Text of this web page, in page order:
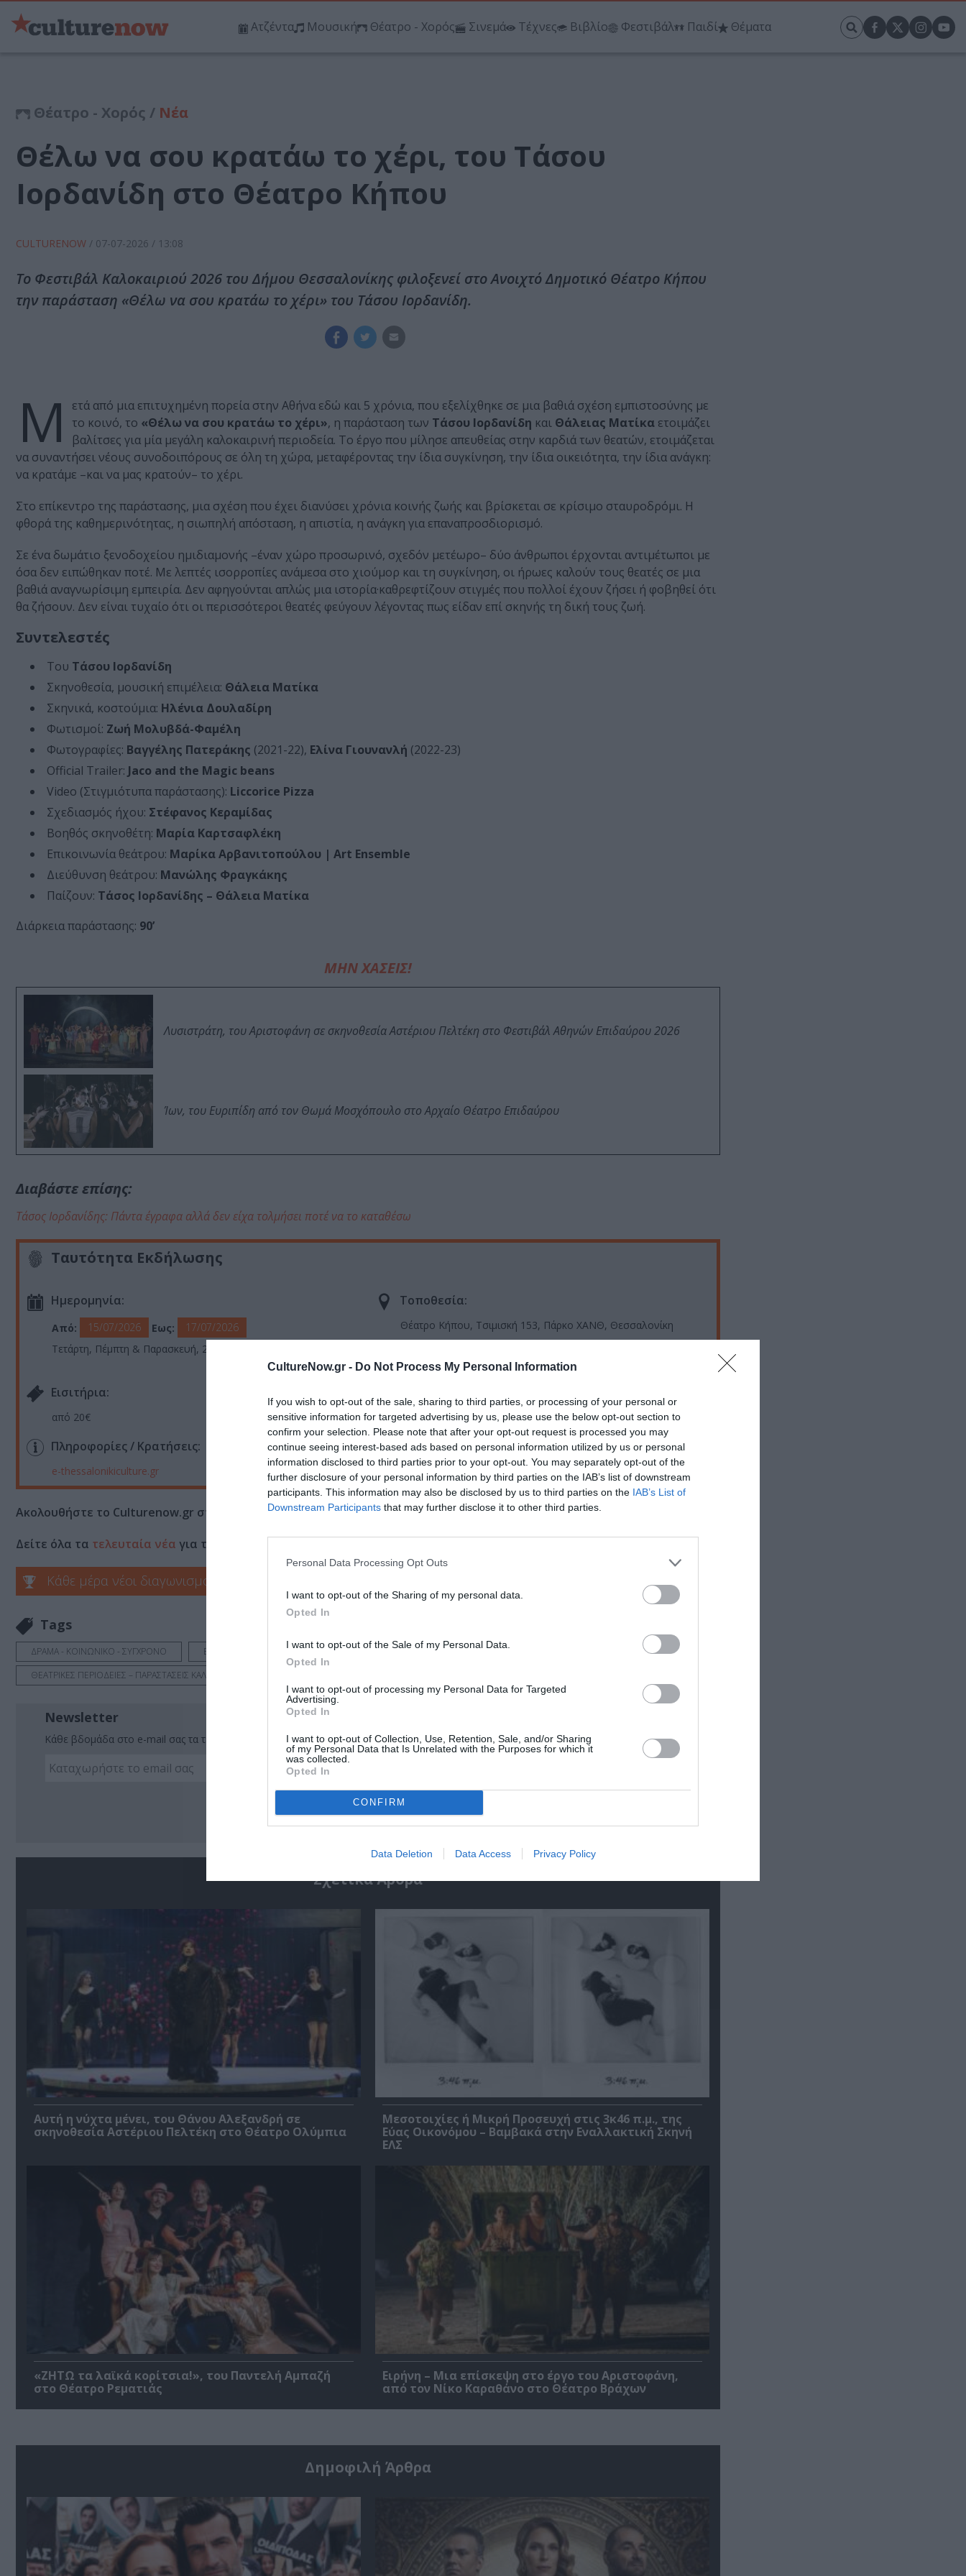
CultureNow.gr - Do Not Process My Personal Information
If you wish to opt-out of the sale, sharing to third parties, or processing of your personal or
sensitive information for targeted advertising by us, please use the below opt-out section to
confirm your selection. Please note that after your opt-out request is processed you may
continue seeing interest-based ads based on personal information utilized by us or personal
information disclosed to third parties prior to your opt-out. You may separately opt-out of the
further disclosure of your personal information by third parties on the IAB’s list of downstream
participants. This information may also be disclosed by us to third parties on the IAB’s List of
Downstream Participants that may further disclose it to other third parties.
Personal Data Processing Opt Outs
I want to opt-out of the Sharing of my personal data.
Opted In
I want to opt-out of the Sale of my Personal Data.
Opted In
I want to opt-out of processing my Personal Data for Targeted
Advertising.
Opted In
I want to opt-out of Collection, Use, Retention, Sale, and/or Sharing
of my Personal Data that Is Unrelated with the Purposes for which it
was collected.
Opted In
CONFIRM
Data Deletion Data Access Privacy Policy
Ατζέντα Μουσική Θέατρο - Χορός Σινεμά Τέχνες Βιβλίο Φεστιβάλ Παιδί Θέματα
Θέατρο - Χορός / Νέα
Θέλω να σου κρατάω το χέρι, του Τάσου
Ιορδανίδη στο Θέατρο Κήπου
CULTURENOW / 07-07-2026 / 13:08
Το Φεστιβάλ Καλοκαιριού 2026 του Δήμου Θεσσαλονίκης φιλοξενεί στο Ανοιχτό Δημοτικό Θέατρο Κήπου
την παράσταση «Θέλω να σου κρατάω το χέρι» του Τάσου Ιορδανίδη.
Μ
ετά από μια επιτυχημένη πορεία στην Αθήνα εδώ και 5 χρόνια, που εξελίχθηκε σε μια βαθιά σχέση εμπιστοσύνης με
το κοινό, το «Θέλω να σου κρατάω το χέρι», η παράσταση των Τάσου Ιορδανίδη και Θάλειας Ματίκα ετοιμάζει
βαλίτσες για μία μεγάλη καλοκαιρινή περιοδεία. Το έργο που μίλησε απευθείας στην καρδιά των θεατών, ετοιμάζεται
να συναντήσει νέους συνοδοιπόρους σε όλη τη χώρα, μεταφέροντας την ίδια συγκίνηση, την ίδια οικειότητα, την ίδια ανάγκη:
να κρατάμε –και να μας κρατούν– το χέρι.
Στο επίκεντρο της παράστασης, μια σχέση που έχει διανύσει χρόνια κοινής ζωής και βρίσκεται σε κρίσιμο σταυροδρόμι. Η
φθορά της καθημερινότητας, η σιωπηλή απόσταση, η απιστία, η ανάγκη για επαναπροσδιορισμό.
Σε ένα δωμάτιο ξενοδοχείου ημιδιαμονής –έναν χώρο προσωρινό, σχεδόν μετέωρο– δύο άνθρωποι έρχονται αντιμέτωποι με
όσα δεν ειπώθηκαν ποτέ. Με λεπτές ισορροπίες ανάμεσα στο χιούμορ και τη συγκίνηση, οι ήρωες καλούν τους θεατές σε μια
βαθιά αναγνωρίσιμη εμπειρία. Δεν αφηγούνται απλώς μια ιστορία·καθρεφτίζουν στιγμές που πολλοί έχουν ζήσει ή φοβηθεί ότι
θα ζήσουν. Δεν είναι τυχαίο ότι οι περισσότεροι θεατές φεύγουν λέγοντας πως είδαν επί σκηνής τη δική τους ζωή.
Συντελεστές
Του Τάσου Ιορδανίδη
Σκηνοθεσία, μουσική επιμέλεια: Θάλεια Ματίκα
Σκηνικά, κοστούμια: Ηλένια Δουλαδίρη
Φωτισμοί: Ζωή Μολυβδά-Φαμέλη
Φωτογραφίες: Βαγγέλης Πατεράκης (2021-22), Ελίνα Γιουνανλή (2022-23)
Official Trailer: Jaco and the Magic beans
Video (Στιγμιότυπα παράστασης): Liccorice Pizza
Σχεδιασμός ήχου: Στέφανος Κεραμίδας
Βοηθός σκηνοθέτη: Μαρία Καρτσαφλέκη
Επικοινωνία θεάτρου: Μαρίκα Αρβανιτοπούλου | Art Ensemble
Διεύθυνση θεάτρου: Μανώλης Φραγκάκης
Παίζουν: Τάσος Ιορδανίδης – Θάλεια Ματίκα
Διάρκεια παράστασης: 90’
ΜΗΝ ΧΑΣΕΙΣ!
Λυσιστράτη, του Αριστοφάνη σε σκηνοθεσία Αστέριου Πελτέκη στο Φεστιβάλ Αθηνών Επιδαύρου 2026
Ίων, του Ευριπίδη από τον Θωμά Μοσχόπουλο στο Αρχαίο Θέατρο Επιδαύρου
Διαβάστε επίσης:
Τάσος Ιορδανίδης: Πάντα έγραφα αλλά δεν είχα τολμήσει ποτέ να το καταθέσω
Ταυτότητα Εκδήλωσης
Ημερομηνία:
Από: 15/07/2026 Εως:
17/07/2026
Τετάρτη, Πέμπτη & Παρασκευή, 21:30
Τοποθεσία:
Θέατρο Κήπου, Τσιμισκή 153, Πάρκο ΧΑΝΘ, Θεσσαλονίκη
Eισιτήρια:
από 20€
Πληροφορίες / Κρατήσεις:
e-thessalonikiculture.gr
Ακολουθήστε το Culturenow.gr στο Google Newsκαι μάθετε πρώτοι όλες τις ειδήσεις
Δείτε όλα τα τελευταία νέα για την Τέχνη και τον Πολιτισμό στο
Κάθε μέρα νέοι διαγωνισμοί στο Culturenow.gr Δες εδώ!❯
Tags
ΔΡΑΜΑ - ΚΟΙΝΩΝΙΚΟ - ΣΥΓΧΡΟΝΟ ΕΛΛΗΝΙΚΟ ΕΡΓΟ ΘΑΛΕΙΑ ΜΑΤΙΚΑ
ΘΕΑΤΡΙΚΕΣ ΠΑΡΑΣΤΑΣΕΙΣ 2025 – 2026
ΘΕΑΤΡΙΚΕΣ ΠΕΡΙΟΔΕΙΕΣ – ΠΑΡΑΣΤΑΣΕΙΣ ΚΑΛΟΚΑΙΡΙ 2026
Newsletter
Κάθε βδομάδα στο e-mail σας τα τελευταία νέα για την Τέχνη και τον Πολιτισμό!
Ακολουθήστε το Culturenow.gr
Σχετικά Άρθρα
Αυτή η νύχτα μένει, του Θάνου Αλεξανδρή σε
σκηνοθεσία Αστέριου Πελτέκη στο Θέατρο Ολύμπια
Μεσοτοιχίες ή Μικρή Προσευχή στις 3κ46 π.μ., της
Εύας Οικονόμου – Βαμβακά στην Εναλλακτική Σκηνή
ΕΛΣ
«ΖΗΤΩ τα λαϊκά κορίτσια!», του Παντελή Αμπαζή
στο Θέατρο Ρεματιάς
Ειρήνη – Μια επίσκεψη στο έργο του Αριστοφάνη,
από τον Νίκο Καραθάνο στο Θέατρο Βράχων
Δημοφιλή Άρθρα